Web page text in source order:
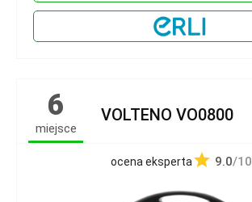
6
miejsce
VOLTENO VO0800
ocena eksperta 9.0/10